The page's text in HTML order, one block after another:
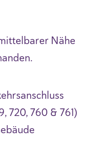
Nähe
720, 760 & 761)